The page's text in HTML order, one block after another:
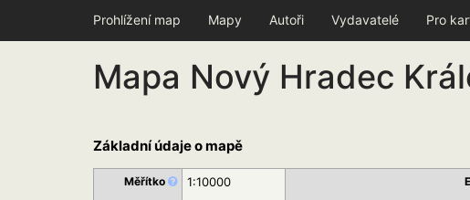
Prohlížení map Mapy Autoři Vydavatelé Pro
Mapa Nový Hradec
Základní údaje o mapě
Měřítko 1:10000